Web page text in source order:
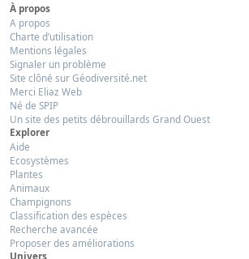
À propos
A propos
Charte d’utilisation
Mentions légales
Signaler un problème
Site clôné sur Géodiversité.net
Merci Eliaz Web
Né de SPIP
Un site des petits débrouillards Grand Ouest
Explorer
Aide
Ecosystèmes
Plantes
Animaux
Champignons
Classification des espèces
Recherche avancée
Proposer des améliorations
Univers